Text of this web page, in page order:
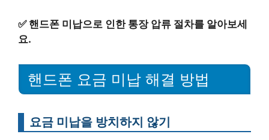
✅ 핸드폰 미납으로 인한 통장 압류 절차를 알아보세
요.
핸드폰 요금 미납 해결 방법
요금 미납을 방치하지 않기